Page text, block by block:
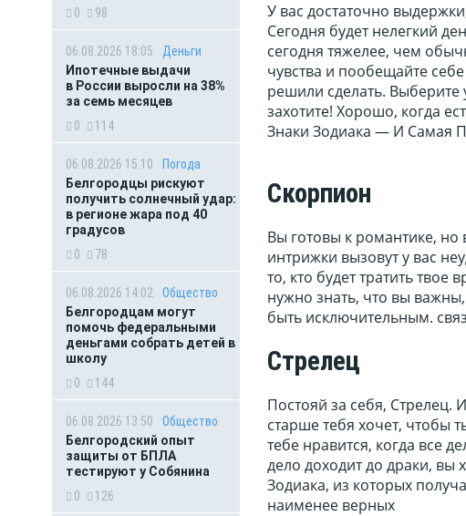
0
98
06.08.2026 18:05
Деньги
Ипотечные выдачи
в России выросли на 38%
за семь месяцев
0
114
06.08.2026 15:10
Погода
Белгородцы рискуют
получить солнечный удар:
в регионе жара под 40
градусов
0
78
06.08.2026 14:02
Общество
Белгородцам могут
помочь федеральными
деньгами собрать детей в
школу
0
144
06.08.2026 13:50
Общество
Белгородский опыт
защиты от БПЛА
тестируют у Собянина
0
126
У вас достаточно
Сегодня будет нелегкий
сегодня тяжелее, чем
чувства и пообещайте
решили сделать.
захотите! Хорошо, когда
Знаки Зодиака — И Самая
Скорпион
Вы готовы к романтике, но
интрижки вызовут у вас
то, кто будет тратить твое
нужно знать, что вы
быть исключительным.
Стрелец
Постояй за себя, Стрелец.
старше тебя хочет, чтобы
тебе нравится, когда все
дело доходит до драки, вы
Зодиака, из которых
наименее верных